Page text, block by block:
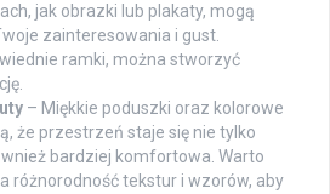
jak obrazki lub plakaty, mogą
zainteresowania i gust.
ramki, można stworzyć
– Miękkie poduszki oraz kolorowe
że przestrzeń staje się nie tylko
bardziej komfortowa. Warto
różnorodność tekstur i wzorów, aby